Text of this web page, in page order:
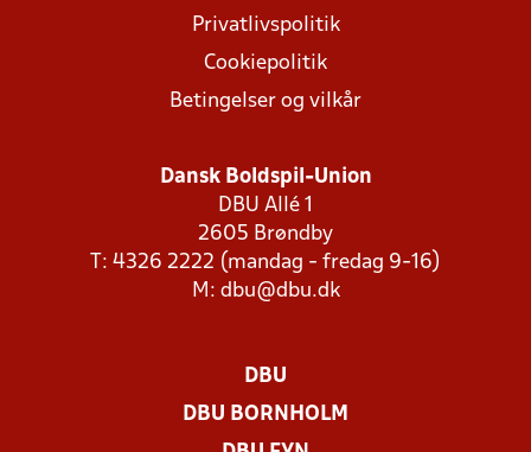
Privatlivspolitik
Cookiepolitik
Betingelser og vilkår
Dansk Boldspil-Union
DBU Allé 1
2605 Brøndby
T: 4326 2222 (mandag - fredag 9-16)
M: dbu@dbu.dk
DBU
DBU BORNHOLM